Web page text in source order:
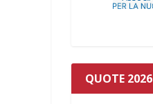
QUOTE 2026